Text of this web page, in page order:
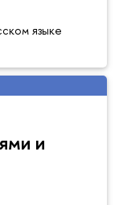
языке
и